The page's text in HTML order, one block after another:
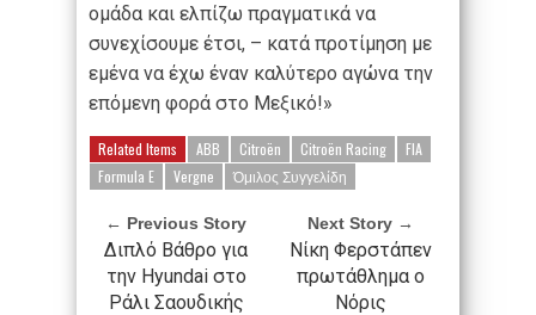
ομάδα και ελπίζω πραγματικά να
συνεχίσουμε έτσι, – κατά προτίμηση με
εμένα να έχω έναν καλύτερο αγώνα την
επόμενη φορά στο Μεξικό!»
Related Items ABB Citroën Citroën Racing
FIA
Formula E
Vergne Όμιλος Συγγελίδη
← Previous Story
Διπλό Βάθρο για
την Hyundai στο
Ράλι Σαουδικής
Next Story →
Νίκη Φερστάπεν
πρωτάθλημα ο
Νόρις